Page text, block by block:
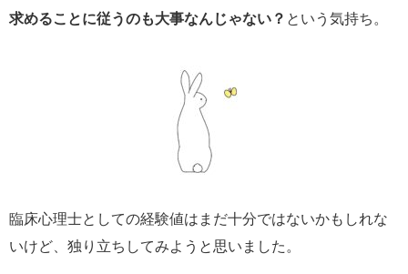
求めることに従うのも大事なんじゃない？ という気持ち。
臨床心理士としての経験値はまだ十分ではないかもしれな
いけど、独り立ちしてみようと思いました。